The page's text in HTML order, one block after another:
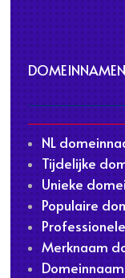
DOMEINNAMEN
NL
Tijdelijke
Unieke
Populaire
Merknaam